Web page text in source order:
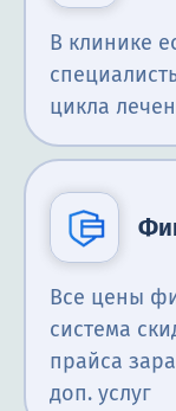
В клинике
цикла
Все цены
система
прайса
доп. услуг